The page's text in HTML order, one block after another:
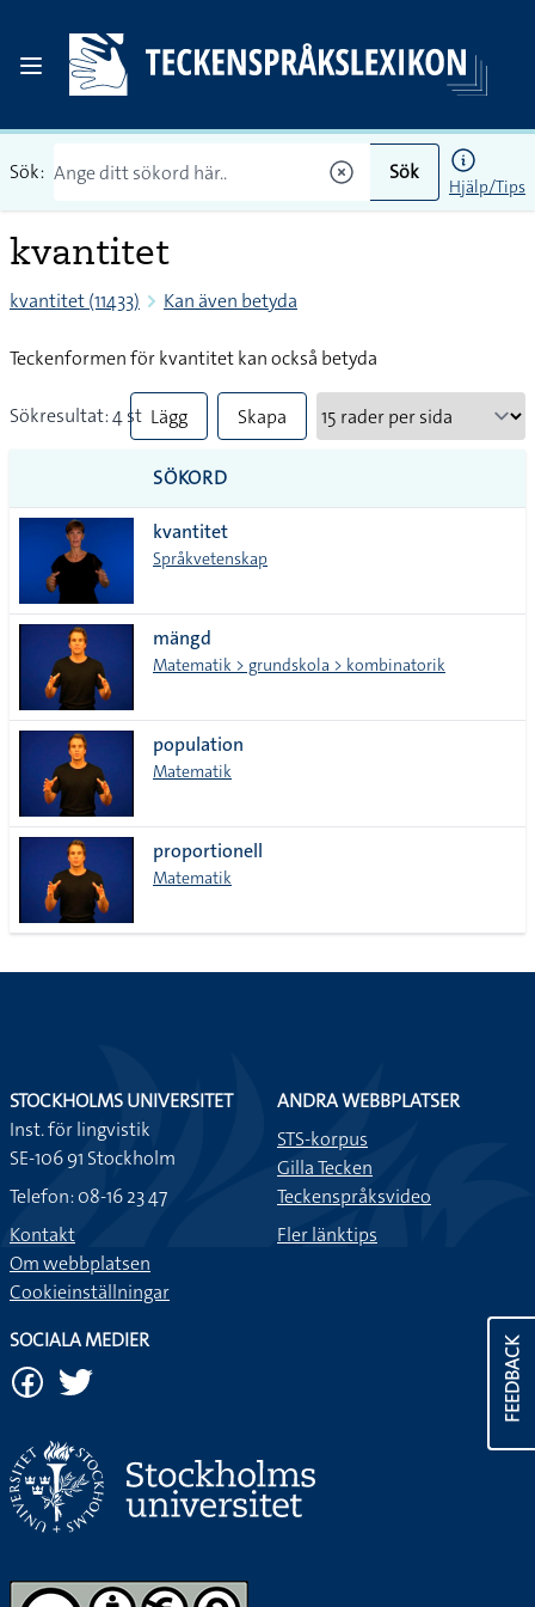
Sök: Sök
Hjälp/Tips
kvantitet
kvantitet (11433) Kan även betyda
Teckenformen för kvantitet kan också betyda
Sökresultat: 4 st Lägg
till
alla i
lista
Skapa
SÖKORD
kvantitet
Språkvetenskap
mängd
Matematik > grundskola > kombinatorik
population
Matematik
proportionell
Matematik
FEEDBACK
STOCKHOLMS UNIVERSITET
Inst. för lingvistik
SE-106 91 Stockholm
Telefon: 08-16 23 47
Kontakt
Om webbplatsen
Cookieinställningar
ANDRA WEBBPLATSER
STS-korpus
Gilla Tecken
Teckenspråksvideo
Fler länktips
SOCIALA MEDIER